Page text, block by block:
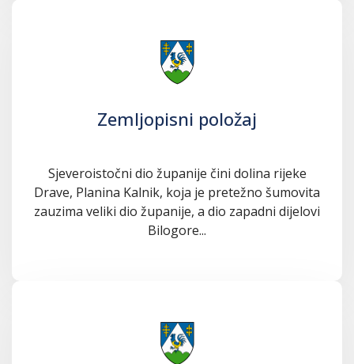
Zemljopisni položaj
Sjeveroistočni dio županije čini dolina rijeke
Drave, Planina Kalnik, koja je pretežno šumovita
zauzima veliki dio županije, a dio zapadni dijelovi
Bilogore...